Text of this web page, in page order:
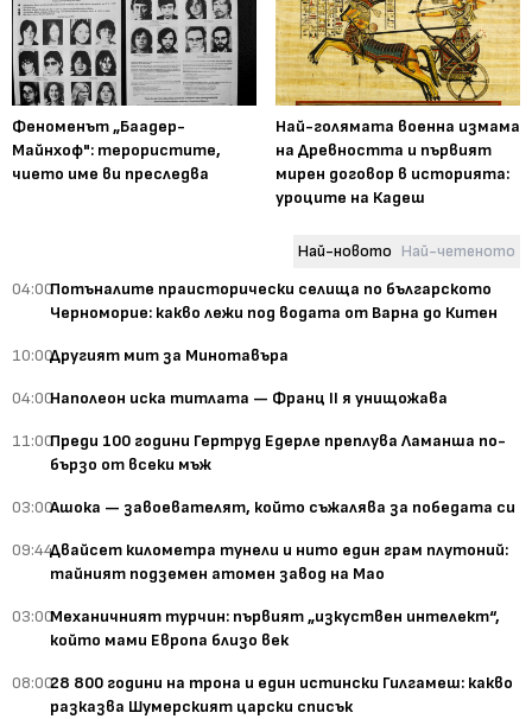
Феноменът „Баадер-
Майнхоф": терористите,
чието име ви преследва
Най-голямата военна измама
на Древността и първият
мирен договор в историята:
уроците на Кадеш
Най-новото Най-четеното
04:00Потъналите праисторически селища по българското
Черноморие: какво лежи под водата от Варна до Китен
10:00Другият мит за Минотавъра
04:00Наполеон иска титлата — Франц II я унищожава
11:00Преди 100 години Гертруд Едерле преплува Ламанша по-
бързо от всеки мъж
03:00Ашока — завоевателят, който съжалява за победата си
09:44Двайсет километра тунели и нито един грам плутоний:
тайният подземен атомен завод на Мао
03:00Механичният турчин: първият „изкуствен интелект“,
който мами Европа близо век
08:0028 800 години на трона и един истински Гилгамеш: какво
разказва Шумерският царски списък